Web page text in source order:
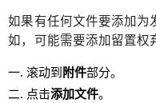
如果有任何文件要添加为
如，可能需要添加留置权
滚动到附件部分。
点击添加文件。